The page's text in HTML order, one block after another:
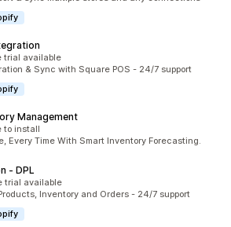
trial available
& Sync with Square POS - 24/7 support
Management
to install
Every Time With Smart Inventory Forecasting.
‑ DPL
trial available
Inventory and Orders - 24/7 support